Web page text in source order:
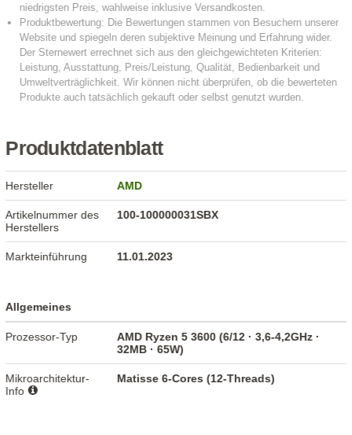
Produktdatenblatt
Hersteller AMD
Artikelnummer des
Herstellers
100-100000031SBX
Markteinführung 11.01.2023
Allgemeines
Prozessor-Typ
AMD Ryzen 5 3600 (6/12 · 3,6-4,2GHz ·
32MB · 65W)
Mikroarchitektur-
Info
Matisse 6-Cores (12-Threads)